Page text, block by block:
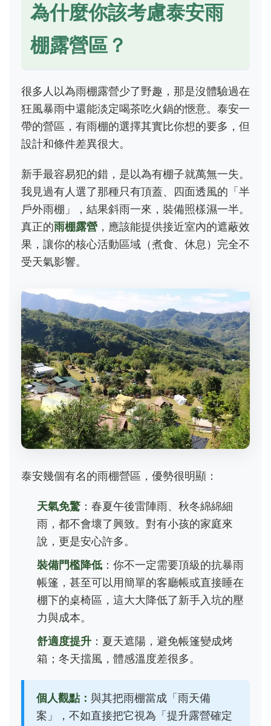
為什麼你該考慮泰安雨
棚露營區？
很多人以為雨棚露營少了野趣，那是沒體驗過在
狂風暴雨中還能淡定喝茶吃火鍋的愜意。泰安一
帶的營區，有雨棚的選擇其實比你想的要多，但
設計和條件差異很大。
新手最容易犯的錯，是以為有棚子就萬無一失。
我見過有人選了那種只有頂蓋、四面透風的「半
戶外雨棚」，結果斜雨一來，裝備照樣濕一半。
真正的雨棚露營 ，應該能提供接近室內的遮蔽效
果，讓你的核心活動區域（煮食、休息）完全不
受天氣影響。
泰安幾個有名的雨棚營區，優勢很明顯：
天氣免驚 ：春夏午後雷陣雨、秋冬綿綿細
雨，都不會壞了興致。對有小孩的家庭來
說，更是安心許多。
裝備門檻降低 ：你不一定需要頂級的抗暴雨
帳篷，甚至可以用簡單的客廳帳或直接睡在
棚下的桌椅區，這大大降低了新手入坑的壓
力與成本。
舒適度提升 ：夏天遮陽，避免帳篷變成烤
箱；冬天擋風，體感溫度差很多。
個人觀點： 與其把雨棚當成「雨天備
案」，不如直接把它視為「提升露營確定